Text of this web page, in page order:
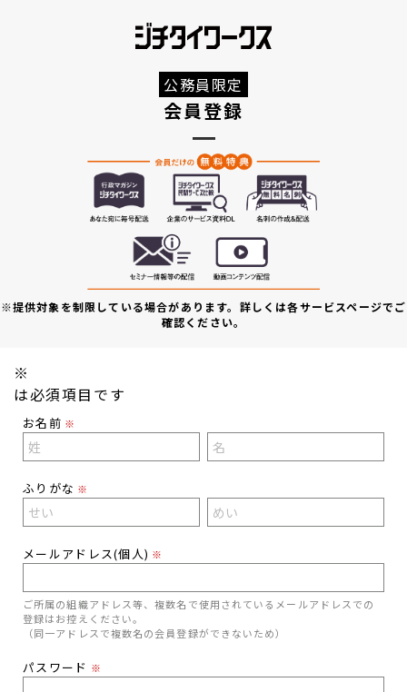
公務員限定
会員登録
※提供対象を制限している場合があります。詳しくは各サービスページでご
確認ください。
※
は必須項目です
お名前 ※
ふりがな ※
メールアドレス(個人) ※
ご所属の組織アドレス等、複数名で使用されているメールアドレスでの
登録はお控えください。
（同一アドレスで複数名の会員登録ができないため）
パスワード ※